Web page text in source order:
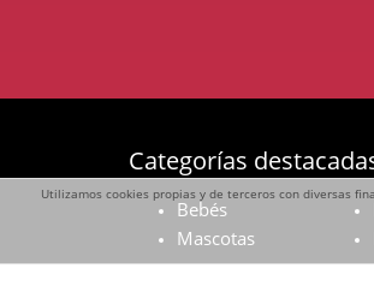
Categorías
Bebés
Mascotas
Utilizamos cookies propias y de terceros con diversas